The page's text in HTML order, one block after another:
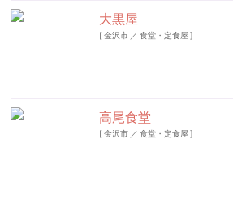
大黒屋
[金沢市 ／ 食堂・定食屋 ]
高尾食堂
[金沢市 ／ 食堂・定食屋 ]